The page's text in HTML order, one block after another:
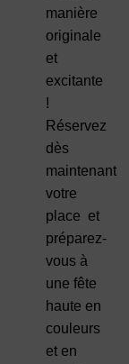
manière
originale
et
excitante
!
Réservez
dès
maintenant
votre
place et
préparez-
vous à
une fête
haute en
couleurs
et en